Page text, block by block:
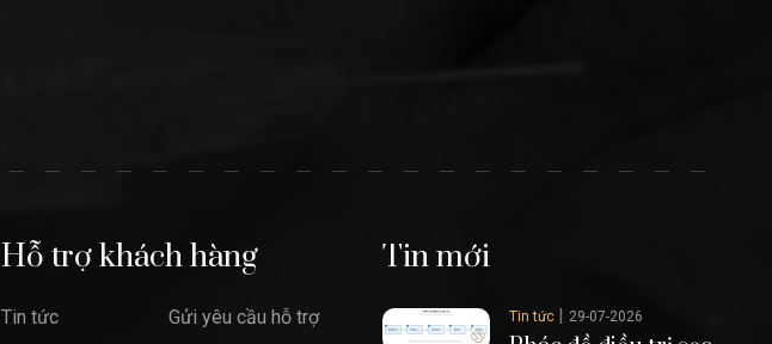
Hỗ trợ khách hàng
Tin tức Gửi yêu cầu hỗ trợ
Tin mới
Tin tức | 29-07-2026